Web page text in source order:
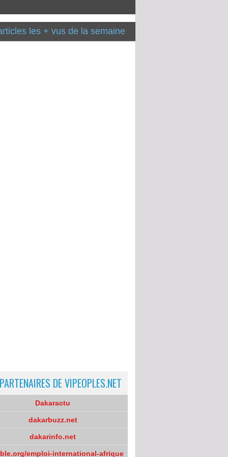
les + vus de la semaine
DE VIPEOPLES.NET
Dakaractu
dakarbuzz.net
dakarinfo.net
emploi-international-afrique